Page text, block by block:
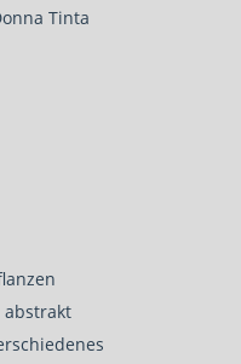
Tinta
abstrakt